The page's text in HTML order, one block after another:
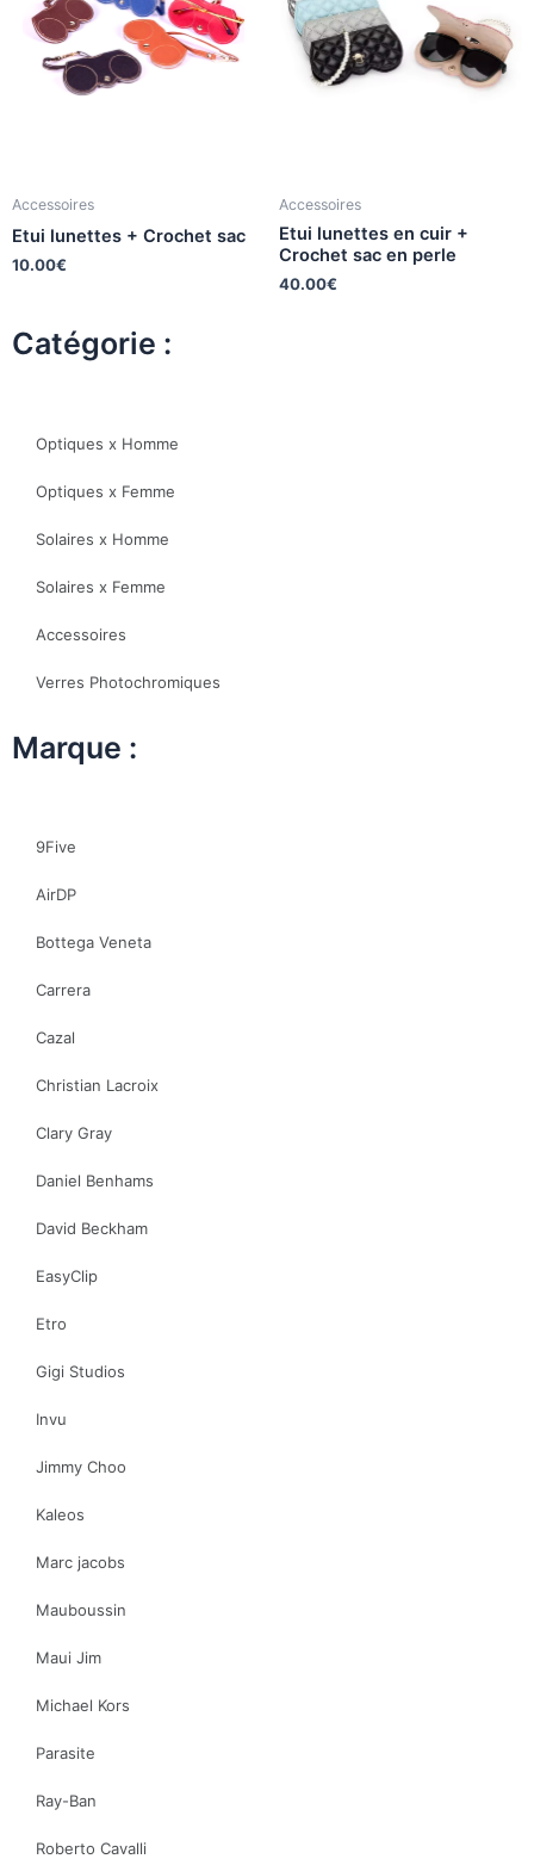
Accessoires
Etui lunettes + Crochet sac
10.00€
Accessoires
Etui lunettes en cuir +
Crochet sac en perle
40.00€
Catégorie :
Optiques x Homme
Optiques x Femme
Solaires x Homme
Solaires x Femme
Accessoires
Verres Photochromiques
Marque :
9Five
AirDP
Bottega Veneta
Carrera
Cazal
Christian Lacroix
Clary Gray
Daniel Benhams
David Beckham
EasyClip
Etro
Gigi Studios
Invu
Jimmy Choo
Kaleos
Marc jacobs
Mauboussin
Maui Jim
Michael Kors
Parasite
Ray-Ban
Roberto Cavalli